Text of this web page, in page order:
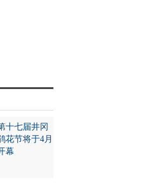
十七届井冈
花节将于4月
幕